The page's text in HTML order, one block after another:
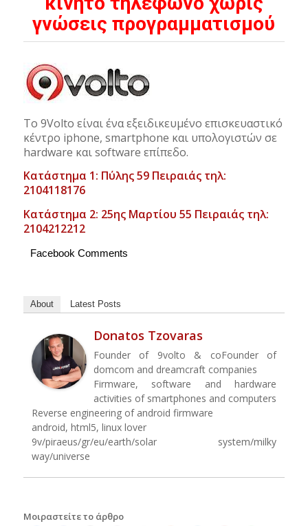
γνώσεις προγραμματισμού
Το 9Volto είναι ένα εξειδικευμένο επισκευαστικό
κέντρο iphone, smartphone και υπολογιστών σε
hardware και software επίπεδο.
Κατάστημα 1: Πύλης 59 Πειραιάς τηλ:
2104118176
Κατάστημα 2: 25ης Μαρτίου 55 Πειραιάς τηλ:
2104212212
Facebook Comments
About Latest Posts
Donatos Tzovaras
Founder of 9volto & coFounder of
domcom and dreamcraft companies
Firmware, software and hardware
activities of smartphones and computers
Reverse engineering of android firmware
android, html5, linux lover
9v/piraeus/gr/eu/earth/solar system/milky
way/universe
Μοιραστείτε το άρθρο